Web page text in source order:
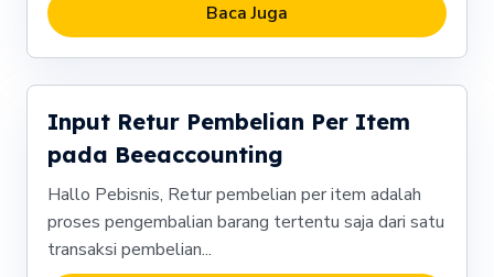
Baca Juga
Input Retur Pembelian Per Item
pada Beeaccounting
Hallo Pebisnis, Retur pembelian per item adalah
proses pengembalian barang tertentu saja dari satu
transaksi pembelian...